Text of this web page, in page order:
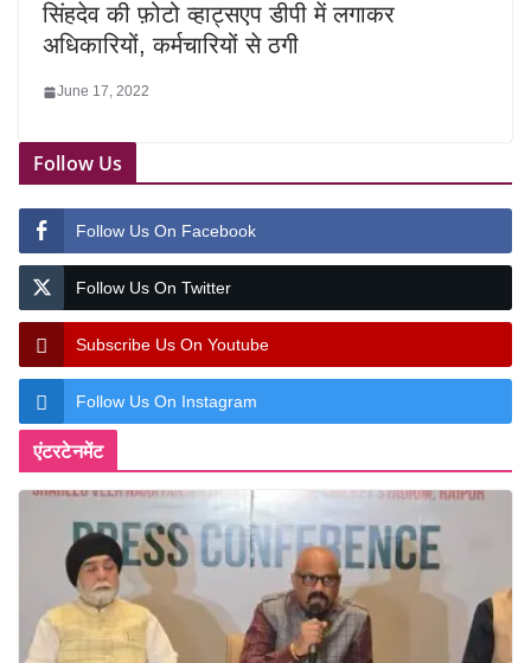
सिंहदेव की फ़ोटो व्हाट्सएप डीपी में लगाकर
अधिकारियों, कर्मचारियों से ठगी
June 17, 2022
Follow Us
Follow Us On Facebook
Follow Us On Twitter
Subscribe Us On Youtube
Follow Us On Instagram
एंटरटेनमेंट